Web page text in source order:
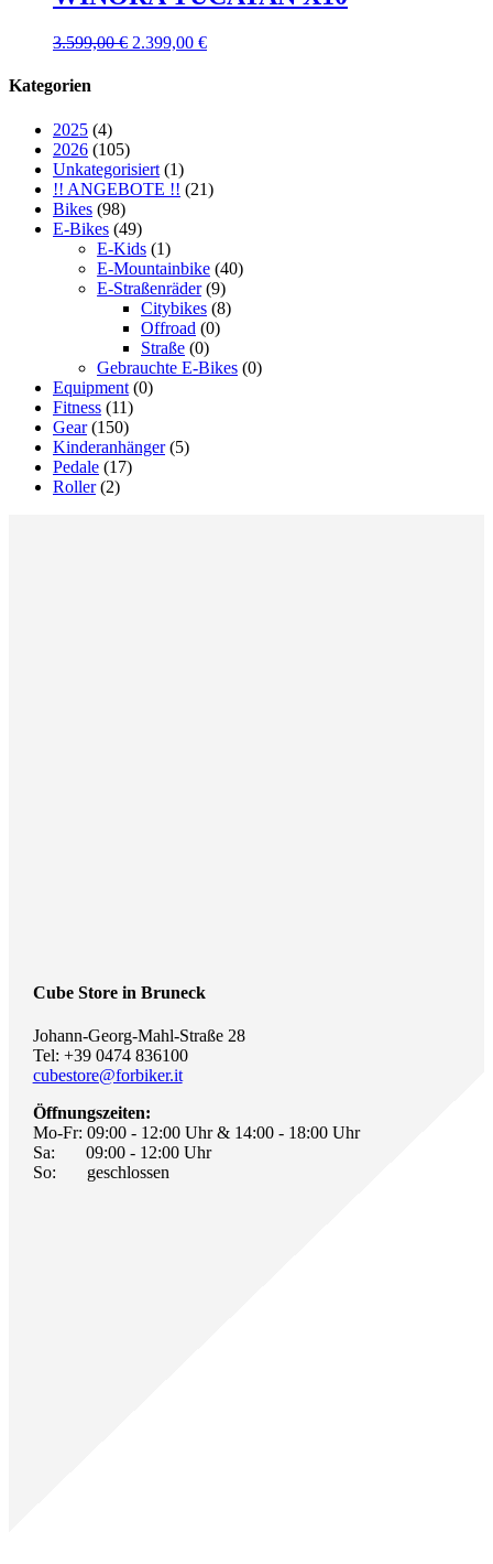
3.599,00€ 2.399,00 €
Kategorien
2025 (4)
2026 (105)
Unkategorisiert (1)
!! ANGEBOTE !! (21)
Bikes (98)
E-Bikes (49)
E-Kids (1)
E-Mountainbike (40)
E-Straßenräder (9)
Citybikes (8)
Offroad (0)
Straße (0)
Gebrauchte E-Bikes (0)
Equipment (0)
Fitness (11)
Gear (150)
Kinderanhänger (5)
Pedale (17)
Roller (2)
Cube Store in Bruneck
Johann-Georg-Mahl-Straße 28
Tel: +39 0474 836100
cubestore@forbiker.it
Öffnungszeiten:
Mo-Fr: 09:00 - 12:00 Uhr & 14:00 - 18:00 Uhr
Sa: 09:00 - 12:00 Uhr
So: geschlossen